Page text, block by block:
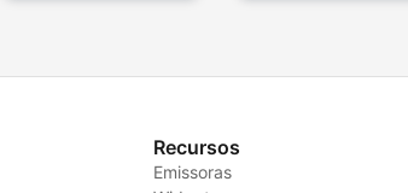
Recursos
Emissoras